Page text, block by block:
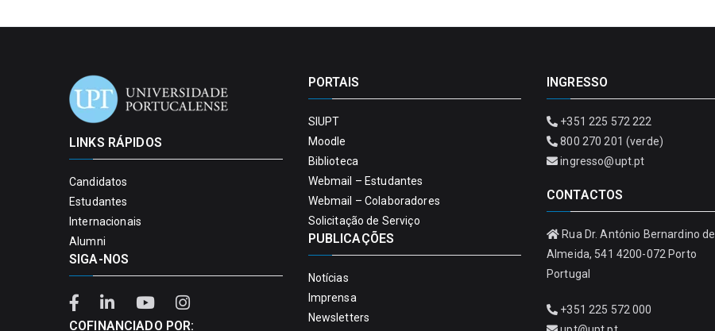
LINKS RÁPIDOS
Candidatos
Estudantes
Internacionais
Alumni
SIGA-NOS
COFINANCIADO POR:
PORTAIS
SIUPT
Moodle
Biblioteca
Webmail – Estudantes
Webmail – Colaboradores
Solicitação de Serviço
PUBLICAÇÕES
Notícias
Imprensa
Newsletters
INGRESSO
+351 225 572 222
800 270 201 (verde)
ingresso@upt.pt
CONTACTOS
Rua Dr. António Bernardino de
Almeida, 541 4200-072 Porto
Portugal
+351 225 572 000